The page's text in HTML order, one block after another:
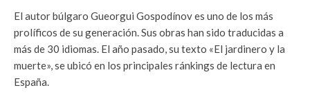
El autor búlgaro Gueorgui Gospodínov es uno de los más
prolíficos de su generación. Sus obras han sido traducidas a
más de 30 idiomas. El año pasado, su texto «El jardinero y la
muerte», se ubicó en los principales ránkings de lectura en
España.